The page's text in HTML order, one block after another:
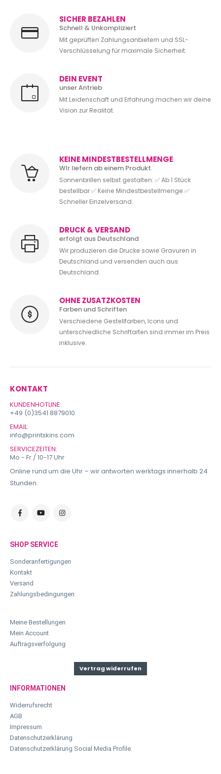
SICHER BEZAHLEN
Schnell & Unkompliziert
Mit geprüften Zahlungsanbietern und SSL-
Verschlüsselung für maximale Sicherheit.
DEIN EVENT
unser Antrieb
Mit Leidenschaft und Erfahrung machen wir deine
Vision zur Realität.
KEINE MINDESTBESTELLMENGE
WIr liefern ab einem Produkt.
Sonnenbrillen selbst gestalten: ✅ Ab 1 Stück
bestellbar ✅ Keine Mindestbestellmenge ✅
Schneller Einzelversand.
DRUCK & VERSAND
erfolgt aus Deutschland
Wir produzieren die Drucke sowie Gravuren in
Deutschland und versenden auch aus
Deutschland.
OHNE ZUSATZKOSTEN
Farben und Schriften
Verschiedene Gestellfarben, Icons und
unterschiedliche Schriftarten sind immer im Preis
inklusive.
KONTAKT
KUNDENHOTLINE:
+49 (0)3541 8879010
EMAIL:
info@printskins.com
SERVICEZEITEN:
Mo - Fr / 10-17 Uhr
Online rund um die Uhr – wir antworten werktags innerhalb 24
Stunden.
SHOP SERVICE
Sonderanfertigungen
Kontakt
Versand
Zahlungsbedingungen
Meine Bestellungen
Mein Account
Auftragsverfolgung
Vertrag widerrufen
INFORMATIONEN
Widerrufsrecht
AGB
Impressum
Datenschutzerklärung
Datenschutzerklärung Social Media Profile